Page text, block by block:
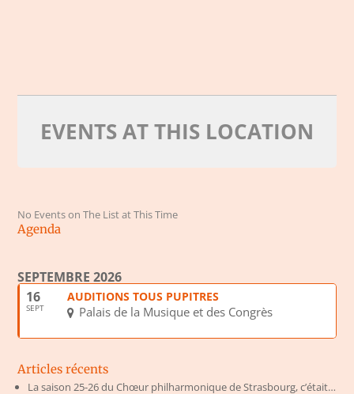
EVENTS AT THIS LOCATION
No Events on The List at This Time
Agenda
SEPTEMBRE 2026
16
SEPT
AUDITIONS TOUS PUPITRES
Palais de la Musique et des Congrès
Articles récents
La saison 25-26 du Chœur philharmonique de Strasbourg, c’était…